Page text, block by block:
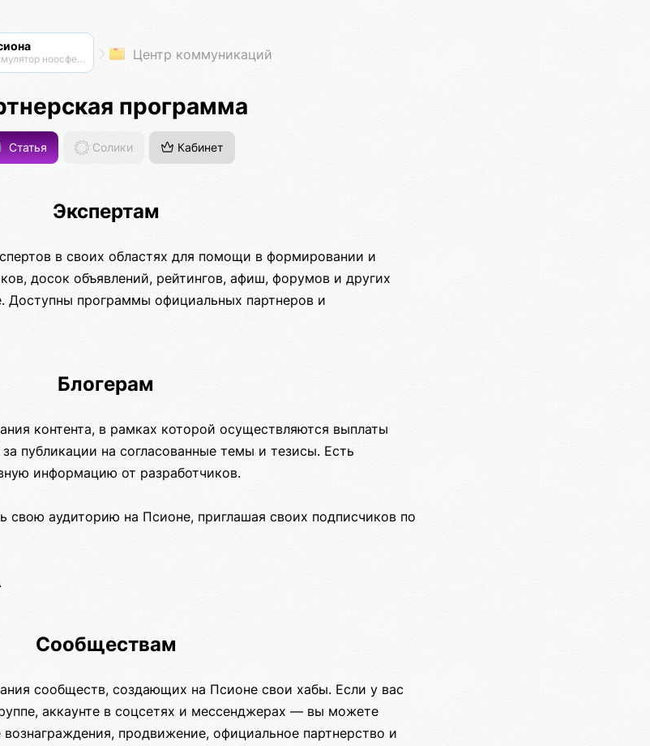
Cимулятор ноосферы Центр коммуникаций
программа
Статья Солики Кабинет
Экспертам
в своих областях для помощи в формировании и
досок объявлений, рейтингов, афиш, форумов и других
Доступны программы официальных партнеров и
Блогерам
контента, в рамках которой осуществляются выплаты
публикации на согласованные темы и тезисы. Есть
информацию от разработчиков.
аудиторию на Псионе, приглашая своих подписчиков по
Сообществам
сообществ, создающих на Псионе свои хабы. Если у вас
аккаунте в соцсетях и мессенджерах — вы можете
продвижение, официальное партнерство и